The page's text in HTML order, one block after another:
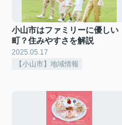
小山市はファミリーに優しい
町？住みやすさを解説
2025.05.17
【小山市】地域情報